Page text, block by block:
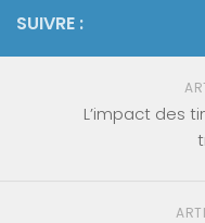
SUIVRE :
L’impact des